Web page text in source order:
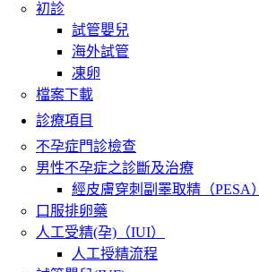
初診
試管嬰兒
海外試管
凍卵
檔案下載
診療項目
不孕症門診檢查
男性不孕症之診斷及治療
經皮膚穿刺副睪取精（PESA）
口服排卵藥
人工受精(孕)（IUI）
人工授精流程